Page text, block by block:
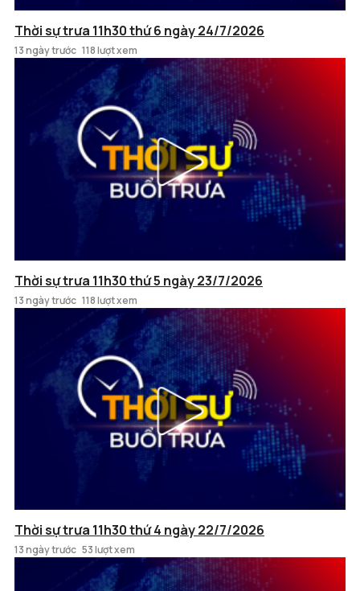
Thời sự trưa 11h30 thứ 6 ngày 24/7/2026
13 ngày trước 118 lượt xem
Thời sự trưa 11h30 thứ 5 ngày 23/7/2026
13 ngày trước 118 lượt xem
Thời sự trưa 11h30 thứ 4 ngày 22/7/2026
13 ngày trước 53 lượt xem